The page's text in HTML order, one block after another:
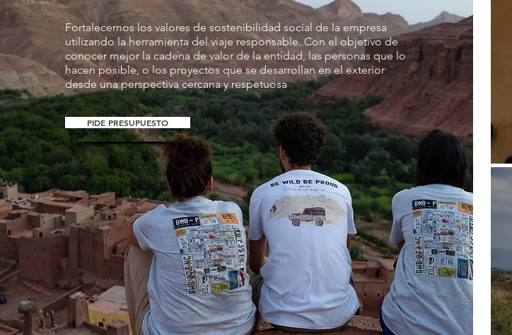
Fortalecemos los valores de sostenibilidad social de la empresa
utilizando la herramienta del viaje responsable. Con el objetivo de
conocer mejor la cadena de valor de la entidad, las personas que lo
hacen posible, o los proyectos que se desarrollan en el exterior
desde una perspectiva cercana y respetuosa
PIDE PRESUPUESTO